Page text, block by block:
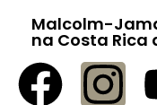
Malcolm-
na Costa Rica